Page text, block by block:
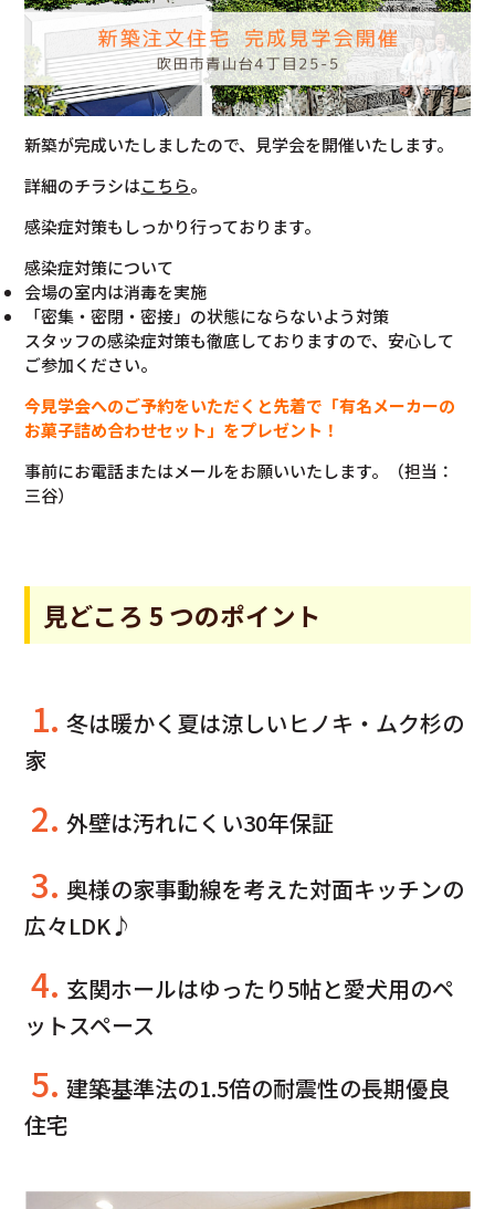
新築が完成いたしましたので、見学会を開催いたします。
詳細のチラシはこちら。
感染症対策もしっかり行っております。
感染症対策について
会場の室内は消毒を実施
「密集・密閉・密接」の状態にならないよう対策
スタッフの感染症対策も徹底しておりますので、安心して
ご参加ください。
今見学会へのご予約をいただくと先着で「有名メーカーの
お菓子詰め合わせセット」をプレゼント！
事前にお電話またはメールをお願いいたします。（担当：
三谷）
見どころ 5 つのポイント
1. 冬は暖かく夏は涼しいヒノキ・ムク杉の
家
2. 外壁は汚れにくい30年保証
3. 奥様の家事動線を考えた対面キッチンの
広々LDK♪
4. 玄関ホールはゆったり5帖と愛犬用のペ
ットスペース
5. 建築基準法の1.5倍の耐震性の長期優良
住宅